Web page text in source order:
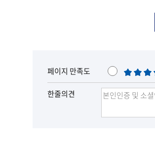
페이지 만족도
매
우
만
한줄의견